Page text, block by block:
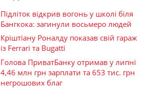
Підліток відкрив вогонь у школі біля
Бангкока: загинули восьмеро людей
Кріштіану Роналду показав свій гараж
із Ferrari та Bugatti
Голова ПриватБанку отримав у липні
4,46 млн грн зарплати та 653 тис. грн
негрошових благ